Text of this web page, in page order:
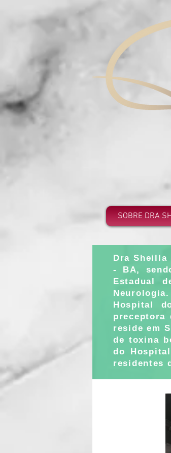
SOBRE DRA
Dra Sheilla
- BA,
Estadual
Hospital
preceptora
reside em
de toxina
do
residentes